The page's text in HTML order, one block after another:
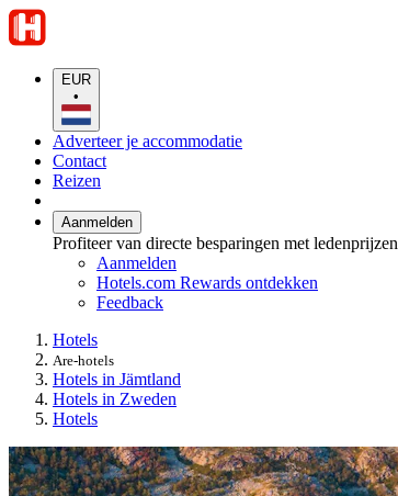
EUR
•
Adverteer je accommodatie
Contact
Reizen
Aanmelden
Profiteer van directe besparingen met ledenprijzen
Aanmelden
Hotels.com Rewards ontdekken
Feedback
Hotels
Are-hotels
Hotels in Jämtland
Hotels in Zweden
Hotels